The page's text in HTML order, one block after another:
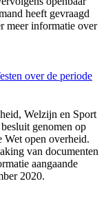
heeft gevraagd
meer informatie over
over de periode
Welzijn en Sport
genomen op
Wet open overheid.
van documenten
aangaande
2020.